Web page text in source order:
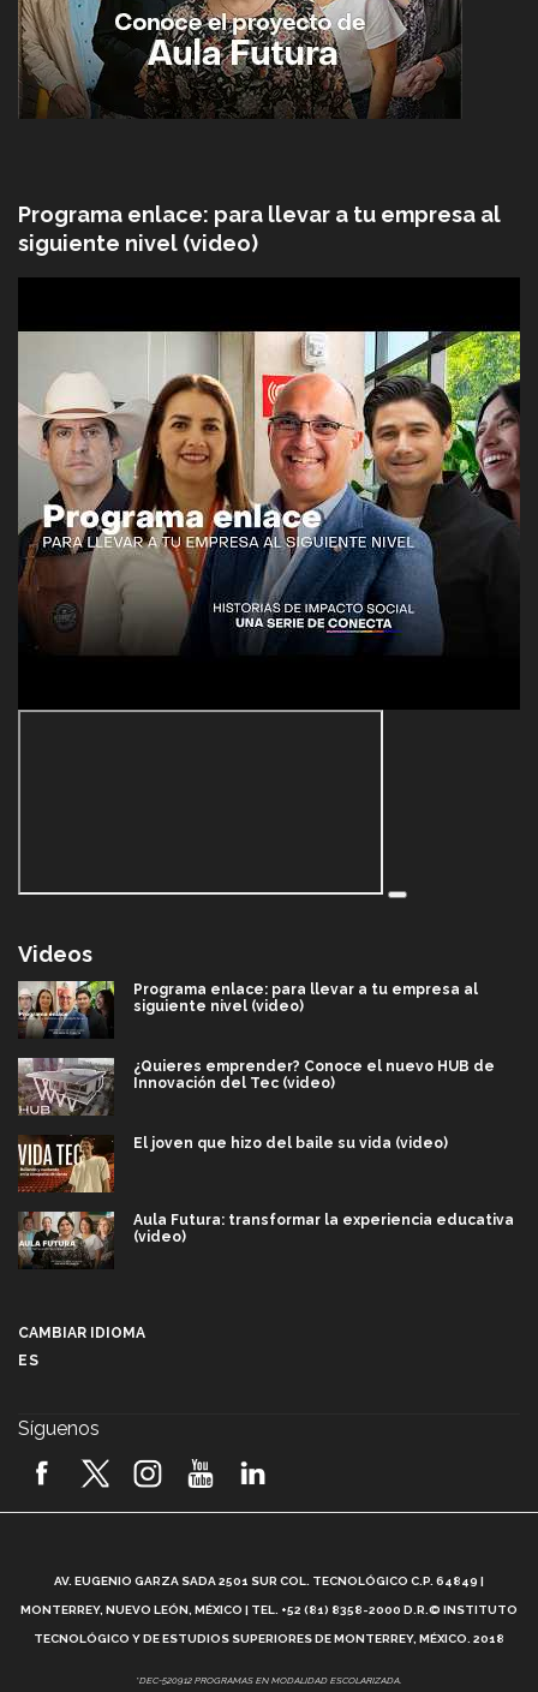
Programa enlace: para llevar a tu empresa al
siguiente nivel (video)
Videos
Programa enlace: para llevar a tu empresa al
siguiente nivel (video)
¿Quieres emprender? Conoce el nuevo HUB de
Innovación del Tec (video)
El joven que hizo del baile su vida (video)
Aula Futura: transformar la experiencia educativa
(video)
2026! (video)
¿Cómo es el Modelo Educativo Tec? (video)
Vida Tec: Feminismo e Inteligencia Artificial, Paola
CAMBIAR IDIOMA
ES
Síguenos
AV. EUGENIO GARZA SADA 2501 SUR COL. TECNOLÓGICO C.P. 64849 |
MONTERREY, NUEVO LEÓN, MÉXICO | TEL. +52 (81) 8358-2000 D.R.© INSTITUTO
TECNOLÓGICO Y DE ESTUDIOS SUPERIORES DE MONTERREY, MÉXICO. 2018
*DEC-520912 PROGRAMAS EN MODALIDAD ESCOLARIZADA.